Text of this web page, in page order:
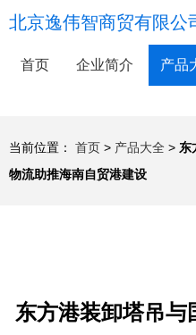
北京逸伟智商贸有限公
首页 企业简介 产品
当前位置： 首页 > 产品大全 > 东
物流助推海南自贸港建设
东方港装卸塔吊与